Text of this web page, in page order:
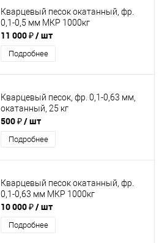
Кварцевый песок окатанный, фр.
0,1-0,5 мм МКР 1000кг
11 000 ₽/ шт
Подробнее
Кварцевый песок, фр. 0,1-0,63 мм,
окатанный, 25 кг
500 ₽/ шт
Подробнее
Кварцевый песок окатанный, фр.
0,1-0,63 мм МКР 1000кг
10 000 ₽/ шт
Подробнее